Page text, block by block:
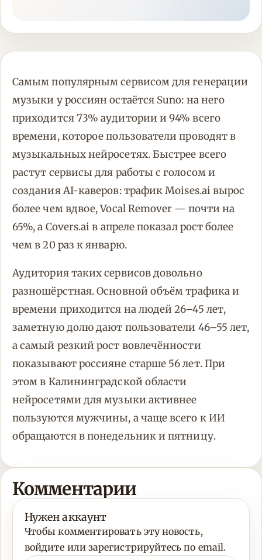
Самым популярным сервисом для генерации
музыки у россиян остаётся Suno: на него
приходится 73% аудитории и 94% всего
времени, которое пользователи проводят в
музыкальных нейросетях. Быстрее всего
растут сервисы для работы с голосом и
создания AI-каверов: трафик Moises.ai вырос
более чем вдвое, Vocal Remover — почти на
65%, а Covers.ai в апреле показал рост более
чем в 20 раз к январю.
Аудитория таких сервисов довольно
разношёрстная. Основной объём трафика и
времени приходится на людей 26–45 лет,
заметную долю дают пользователи 46–55 лет,
а самый резкий рост вовлечённости
показывают россияне старше 56 лет. При
этом в Калининградской области
нейросетями для музыки активнее
пользуются мужчины, а чаще всего к ИИ
обращаются в понедельник и пятницу.
Комментарии
Нужен аккаунт
Чтобы комментировать эту новость,
войдите или зарегистрируйтесь по email.